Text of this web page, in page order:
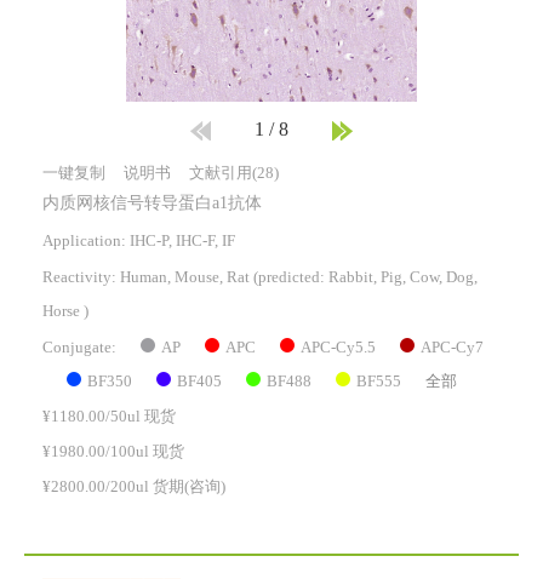
1 /8
一键复制 说明书 文献引用(28)
内质网核信号转导蛋白a1抗体
Application: IHC-P, IHC-F, IF
Reactivity: Human, Mouse, Rat (predicted: Rabbit, Pig, Cow, Dog,
Horse )
Conjugate: AP APC APC-Cy5.5 APC-Cy7
BF350 BF405 BF488 BF555 全部
¥1180.00/50ul 现货
¥1980.00/100ul 现货
¥2800.00/200ul 货期(咨询)